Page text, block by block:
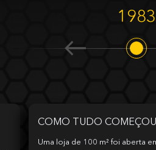
1983
COMO TUDO COMEÇOU
Uma loja de 100 m² foi aberta